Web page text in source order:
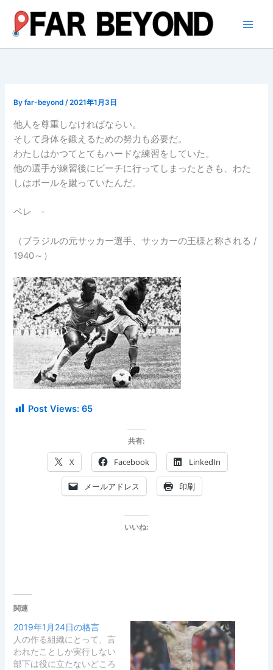
ス
Byfar-beyond/2021年1月3日
他人を尊重しなければならい。
そして身体を鍛えるための努力も必要だ。
わたしはかつてとてもハードな練習をしていた。
他の選手が練習後にビーチに行ってしまったときも、わた
しはボールを蹴っていたんだ。
ペレ -
（ブラジルの元サッカー選手、サッカーの王様と称される /
1940～）
Post Views: 65
共有:
X Facebook LinkedIn
メールアドレス 印刷
いいね:
関連
2019年1月24日の格言
人の作る組織にとって、言
われたことしか実行しない
部下は役に立たないどころ